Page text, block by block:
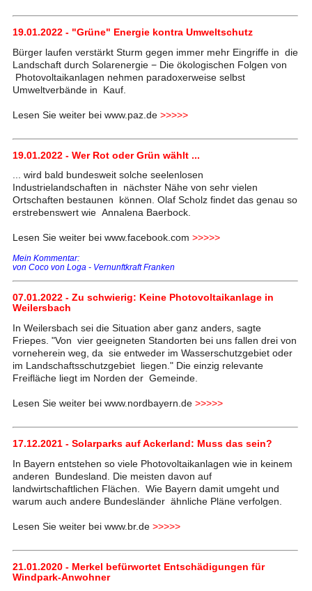
19.01.2022 - "Grüne" Energie kontra Umweltschutz
Bürger laufen verstärkt Sturm gegen immer mehr Eingriffe in die
Landschaft durch Solarenergie − Die ökologischen Folgen von
Photovoltaikanlagen nehmen paradoxerweise selbst
Umweltverbände in Kauf.
Lesen Sie weiter bei www.paz.de >>>>>
19.01.2022 - Wer Rot oder Grün wählt ...
... wird bald bundesweit solche seelenlosen
Industrielandschaften in nächster Nähe von sehr vielen
Ortschaften bestaunen können. Olaf Scholz findet das genau so
erstrebenswert wie Annalena Baerbock.
Lesen Sie weiter bei www.facebook.com >>>>>
Mein Kommentar:
von Coco von Loga - Vernunftkraft Franken
07.01.2022 - Zu schwierig: Keine Photovoltaikanlage in
Weilersbach
In Weilersbach sei die Situation aber ganz anders, sagte
Friepes. "Von vier geeigneten Standorten bei uns fallen drei von
vorneherein weg, da sie entweder im Wasserschutzgebiet oder
im Landschaftsschutzgebiet liegen." Die einzig relevante
Freifläche liegt im Norden der Gemeinde.
Lesen Sie weiter bei www.nordbayern.de >>>>>
17.12.2021 - Solarparks auf Ackerland: Muss das sein?
In Bayern entstehen so viele Photovoltaikanlagen wie in keinem
anderen Bundesland. Die meisten davon auf
landwirtschaftlichen Flächen. Wie Bayern damit umgeht und
warum auch andere Bundesländer ähnliche Pläne verfolgen.
Lesen Sie weiter bei www.br.de >>>>>
21.01.2020 - Merkel befürwortet Entschädigungen für
Windpark-Anwohner